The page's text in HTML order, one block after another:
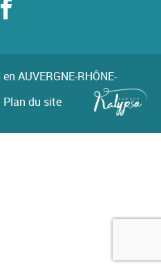
AUVERGNE-RHÔNE-
Plan du site